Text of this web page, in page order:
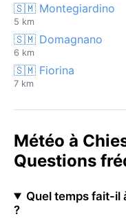
🇸🇲 Montegiardino
5 km
🇸🇲 Domagnano
6 km
🇸🇲 Fiorina
7 km
Météo à
Questions
Quel temps fait-il
?